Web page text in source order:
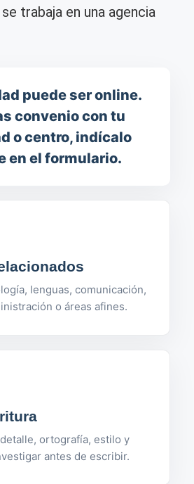
trabaja en una agencia
puede ser online.
convenio con tu
o centro, indícalo
en el formulario.
lenguas, comunicación,
o áreas afines.
ortografía, estilo y
antes de escribir.